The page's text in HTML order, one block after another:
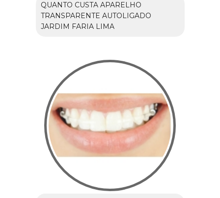
QUANTO CUSTA APARELHO
TRANSPARENTE AUTOLIGADO
JARDIM FARIA LIMA